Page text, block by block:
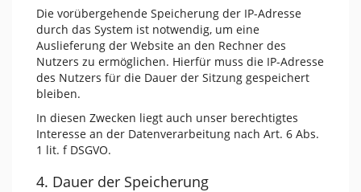
Die vorübergehende Speicherung der IP-Adresse
durch das System ist notwendig, um eine
Auslieferung der Website an den Rechner des
Nutzers zu ermöglichen. Hierfür muss die IP-Adresse
des Nutzers für die Dauer der Sitzung gespeichert
bleiben.
In diesen Zwecken liegt auch unser berechtigtes
Interesse an der Datenverarbeitung nach Art. 6 Abs.
1 lit. f DSGVO.
4. Dauer der Speicherung